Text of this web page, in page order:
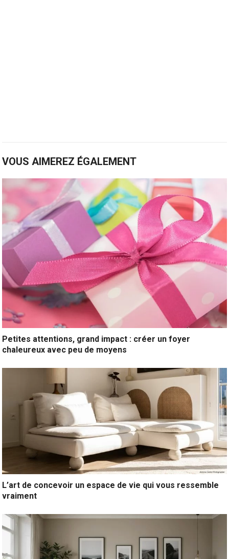
VOUS AIMEREZ ÉGALEMENT
Petites attentions, grand impact : créer un foyer
chaleureux avec peu de moyens
L’art de concevoir un espace de vie qui vous ressemble
vraiment